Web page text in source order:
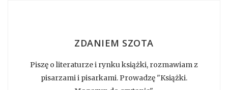
ZDANIEM SZOTA
Piszę o literaturze i rynku książki, rozmawiam z
pisarzami i pisarkami. Prowadzę "Książki.